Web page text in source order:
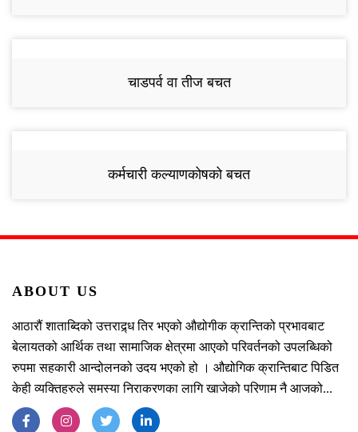
चाडपर्व वा तीज बचत
कर्मचारी कल्याणकोषको बचत
ABOUT US
आठारौं शाताब्दिको उत्तराद्र्ध तिर भएको औद्योगीक क्रान्तिको प्रभावबाट
बेलायतको आर्थिक तथा सामाजिक क्षेत्रमा आएको परिवर्तनको उपलब्धिको
रुपमा सहकारी आन्दोलनको उदय भएको हो । औद्योगिक क्रान्तिबाट पिडित
केही व्यक्तिहरुले समस्या निराकरणका लागि खाजेको परिणाम नै आजको...